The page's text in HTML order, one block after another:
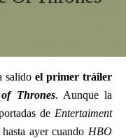
salido el primer tráiler
Thrones. Aunque la
de Entertaiment
ayer cuando HBO